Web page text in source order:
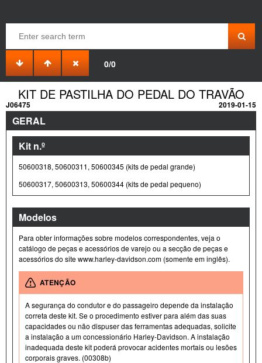
0/0
KIT DE PASTILHA DO PEDAL DO TRAVÃO
J06475 2019-01-15
GERAL
Kit n.º
50600318, 50600311, 50600345 (kits de pedal grande)
50600317, 50600313, 50600344 (kits de pedal pequeno)
Modelos
Para obter informações sobre modelos correspondentes, veja o
catálogo de peças e acessórios de varejo ou a secção de peças e
acessórios do site www.harley-davidson.com (somente em inglês).
ATENÇÃO
A segurança do condutor e do passageiro depende da instalação
correta deste kit. Se o procedimento estiver para além das suas
capacidades ou não dispuser das ferramentas adequadas, solicite
a instalação a um concessionário Harley-Davidson. A instalação
inadequada deste kit poderá provocar acidentes mortais ou lesões
corporais graves. (00308b)